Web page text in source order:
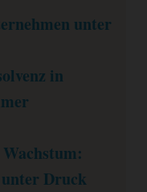
unter
in
Druck